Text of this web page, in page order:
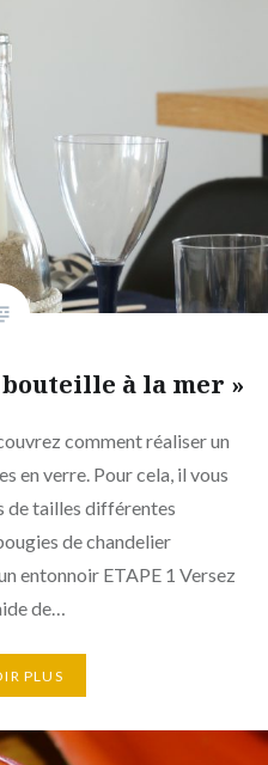
à la mer »
comment réaliser un
en verre. Pour cela, il vous
de tailles différentes
de chandelier
entonnoir ETAPE 1 Versez
de…
PLUS